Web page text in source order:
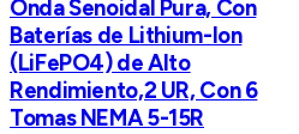
Onda Senoidal Pura, Con
Baterías de Lithium-Ion
(LiFePO4) de Alto
Rendimiento,2 UR, Con 6
Tomas NEMA 5-15R